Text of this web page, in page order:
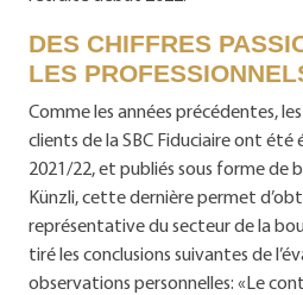
DES CHIFFRES
LES
Comme les années précédentes,
clients de la SBC Fiduciaire ont été
2021/22, et publiés sous forme de
Künzli, cette dernière permet
représentative du secteur de la
tiré les conclusions suivantes de
observations personnelles: «Le